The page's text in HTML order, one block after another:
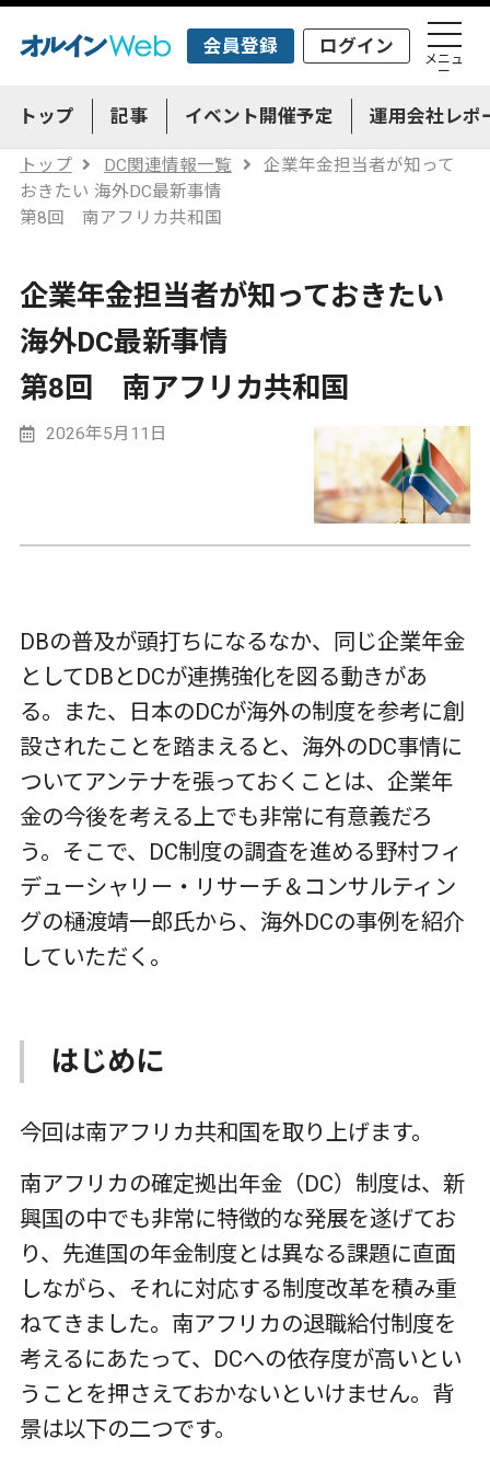
会員登録 ログイン
メニュ
ー
トップ 記事 イベント開催予定 運用会社レポ
トップ DC関連情報一覧
企業年金担当者が知って
おきたい 海外DC最新事情
第8回 南アフリカ共和国
企業年金担当者が知っておきたい
海外DC最新事情
第8回 南アフリカ共和国
2026年5月11日
DBの普及が頭打ちになるなか、同じ企業年金
としてDBとDCが連携強化を図る動きがあ
る。また、日本のDCが海外の制度を参考に創
設されたことを踏まえると、海外のDC事情に
ついてアンテナを張っておくことは、企業年
金の今後を考える上でも非常に有意義だろ
う。そこで、DC制度の調査を進める野村フィ
デューシャリー・リサーチ＆コンサルティン
グの樋渡靖一郎氏から、海外DCの事例を紹介
していただく。
はじめに
今回は南アフリカ共和国を取り上げます。
南アフリカの確定拠出年金（DC）制度は、新
興国の中でも非常に特徴的な発展を遂げてお
り、先進国の年金制度とは異なる課題に直面
しながら、それに対応する制度改革を積み重
ねてきました。南アフリカの退職給付制度を
考えるにあたって、 DCへの依存度が高いとい
うことを押さえておかないといけません。背
景は以下の二つです。